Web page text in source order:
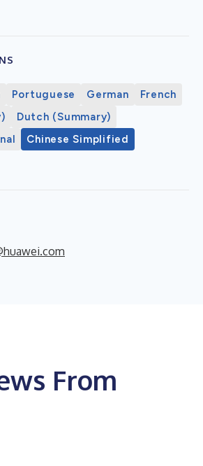
Portuguese German
French
Dutch (Summary)
Chinese Simplified
From